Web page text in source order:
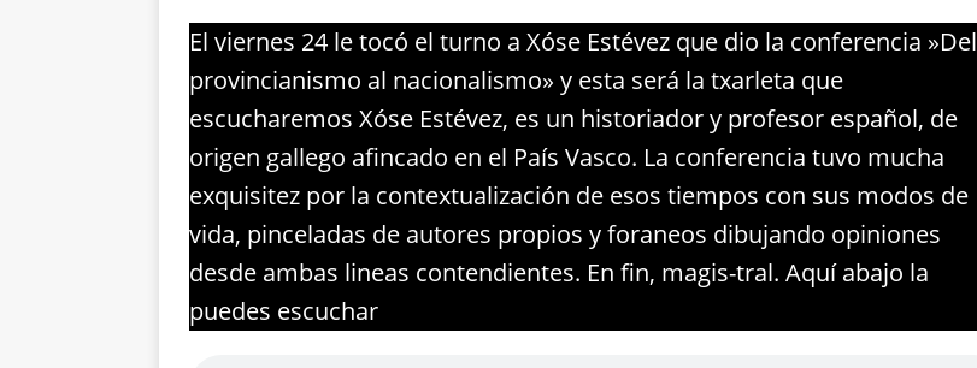
El viernes 24 le tocó el turno a Xóse Estévez que dio la conferencia »Del
provincianismo al nacionalismo» y esta será la txarleta que
escucharemos Xóse Estévez, es un historiador y profesor español, de
origen gallego afincado en el País Vasco. La conferencia tuvo mucha
exquisitez por la contextualización de esos tiempos con sus modos de
vida, pinceladas de autores propios y foraneos dibujando opiniones
desde ambas lineas contendientes. En fin, magis-tral. Aquí abajo la
puedes escuchar